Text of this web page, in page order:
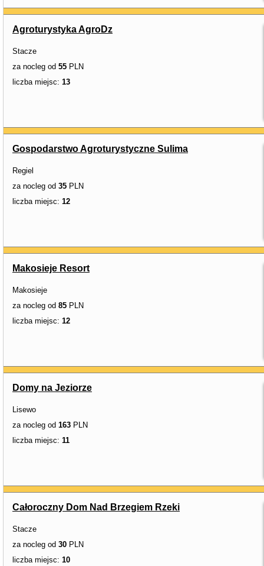
Agroturystyka AgroDz
Stacze
za nocleg od 55 PLN
liczba miejsc: 13
Gospodarstwo Agroturystyczne Sulima
Regiel
za nocleg od 35 PLN
liczba miejsc: 12
Makosieje Resort
Makosieje
za nocleg od 85 PLN
liczba miejsc: 12
Domy na Jeziorze
Lisewo
za nocleg od 163 PLN
liczba miejsc: 11
Całoroczny Dom Nad Brzegiem Rzeki
Stacze
za nocleg od 30 PLN
liczba miejsc: 10